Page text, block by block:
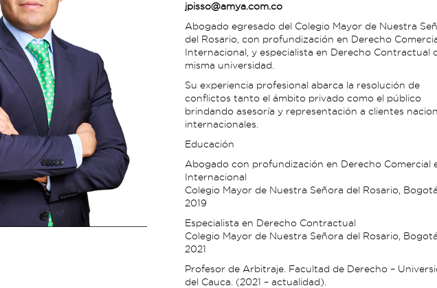
jpisso@amya.com.co
Abogado egresado del Colegio Mayor de Nuestra
del Rosario, con profundización en Derecho
Internacional, y especialista en Derecho Contractual
misma universidad.
Su experiencia profesional abarca la resolución de
conflictos tanto el ámbito privado como el público
brindando asesoría y representación a clientes
internacionales.
Educación
Abogado con profundización en Derecho Comercial
Internacional
Colegio Mayor de Nuestra Señora del Rosario, Bogotá
2019
Especialista en Derecho Contractual
Colegio Mayor de Nuestra Señora del Rosario, Bogotá
2021
Profesor de Arbitraje. Facultad de Derecho –
del Cauca. (2021 – actualidad).